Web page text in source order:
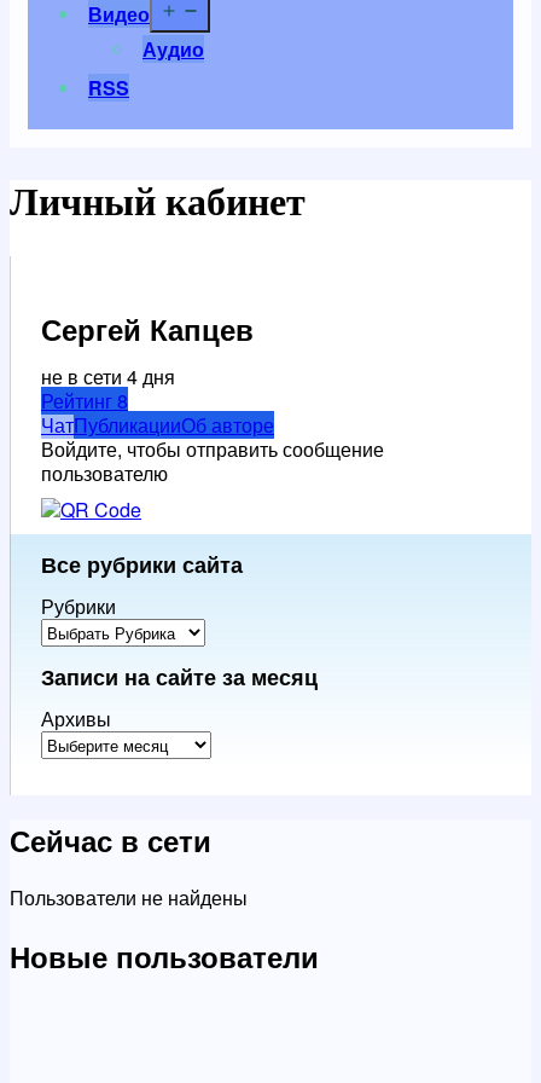
Видео
Аудио
RSS
Личный кабинет
Сергей Капцев
не в сети 4 дня
Рейтинг8
ЧатПубликацииОб авторе
Войдите, чтобы отправить сообщение
пользователю
Все рубрики сайта
Рубрики
Записи на сайте за месяц
Архивы
Сейчас в сети
Пользователи не найдены
Новые пользователи